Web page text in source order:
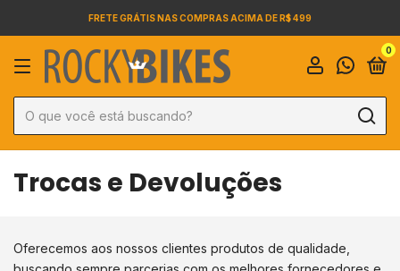
FRETE GRÁTIS NAS COMPRAS ACIMA DE R$ 499
0
Trocas e Devoluções
Oferecemos aos nossos clientes produtos de qualidade,